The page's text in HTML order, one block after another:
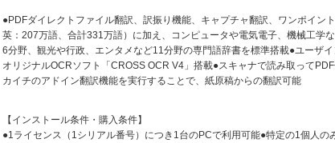
●PDFダイレクトファイル翻訳、訳振り機能、キャプチャ翻訳、ワンポイン
英：207万語、合計331万語）に加え、コンピュータや電気電子、機械工学
6分野、観光や行政、エンタメなど11分野の専門語辞書を標準搭載●ユーザ
オリジナルOCRソフト「CROSS OCR V4」搭載●スキャナで読み取って
カイチのアドイン翻訳機能を実行することで、紙原稿からの翻訳可能
【インストール条件・購入条件】
●1ライセンス（1シリアル番号）につき1台のPCで利用可能●特定の1個人